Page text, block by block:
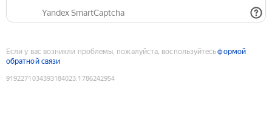
Yandex SmartCaptcha
Если у вас возникли проблемы, пожалуйста, воспользуйтесьформой
обратной связи
9192271034393184023:1786242954